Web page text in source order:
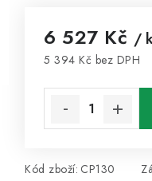
6 527 Kč /
5 394 Kč bez DPH
Kód zboží: CP130